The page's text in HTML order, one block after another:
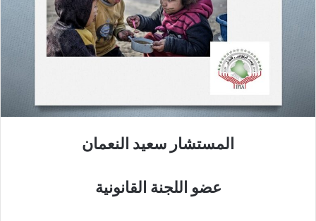
المستشار سعيد النعمان
عضو اللجنة القانونية